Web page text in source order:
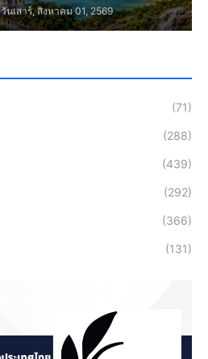
วันเสาร์, สิงหาคม 01, 2569
(71)
(288)
(439)
(292)
(366)
(131)